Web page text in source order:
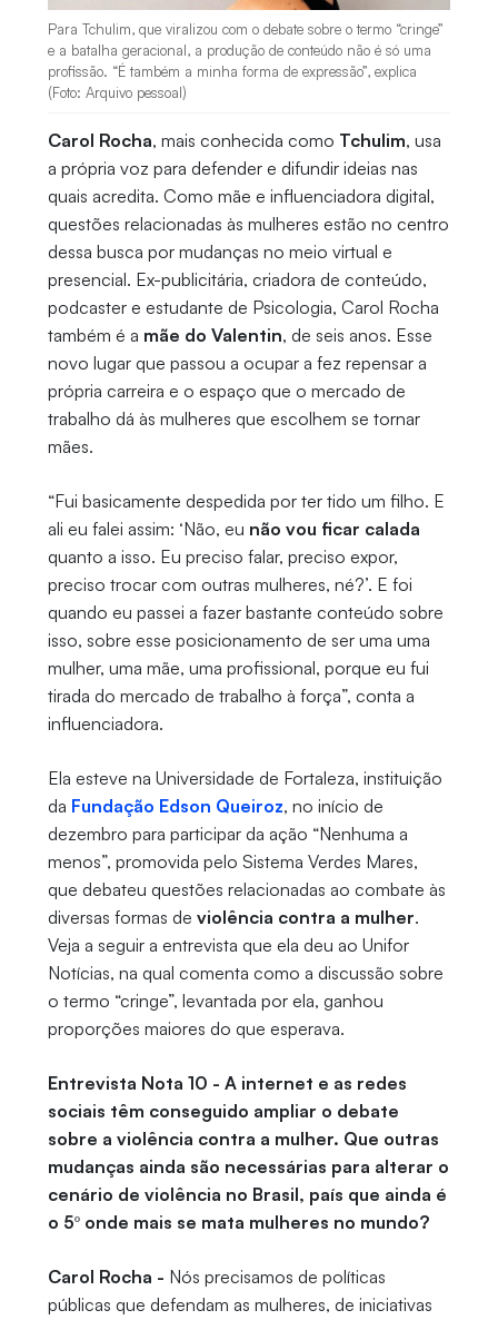
Para Tchulim, que viralizou com o debate sobre o termo “cringe”
e a batalha geracional, a produção de conteúdo não é só uma
profissão. “É também a minha forma de expressão”, explica
(Foto: Arquivo pessoal)
Carol Rocha, mais conhecida como Tchulim, usa
a própria voz para defender e difundir ideias nas
quais acredita. Como mãe e influenciadora digital,
questões relacionadas às mulheres estão no centro
dessa busca por mudanças no meio virtual e
presencial. Ex-publicitária, criadora de conteúdo,
podcaster e estudante de Psicologia, Carol Rocha
também é a mãe do Valentin, de seis anos. Esse
novo lugar que passou a ocupar a fez repensar a
própria carreira e o espaço que o mercado de
trabalho dá às mulheres que escolhem se tornar
mães.
“Fui basicamente despedida por ter tido um filho. E
ali eu falei assim: ‘Não, eu não vou ficar calada
quanto a isso. Eu preciso falar, preciso expor,
preciso trocar com outras mulheres, né?’. E foi
quando eu passei a fazer bastante conteúdo sobre
isso, sobre esse posicionamento de ser uma uma
mulher, uma mãe, uma profissional, porque eu fui
tirada do mercado de trabalho à força”, conta a
influenciadora.
Ela esteve na Universidade de Fortaleza, instituição
da Fundação Edson Queiroz, no início de
dezembro para participar da ação “Nenhuma a
menos”, promovida pelo Sistema Verdes Mares,
que debateu questões relacionadas ao combate às
diversas formas de violência contra a mulher.
Veja a seguir a entrevista que ela deu ao Unifor
Notícias, na qual comenta como a discussão sobre
o termo “cringe”, levantada por ela, ganhou
proporções maiores do que esperava.
Entrevista Nota 10 - A internet e as redes
sociais têm conseguido ampliar o debate
sobre a violência contra a mulher. Que outras
mudanças ainda são necessárias para alterar o
cenário de violência no Brasil, país que ainda é
o 5º onde mais se mata mulheres no mundo?
Carol Rocha - Nós precisamos de políticas
públicas que defendam as mulheres, de iniciativas